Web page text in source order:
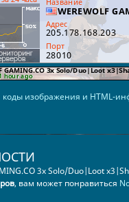
коды изображения и HTML-
3x Solo/Duo|Loot
, вам может понравиться